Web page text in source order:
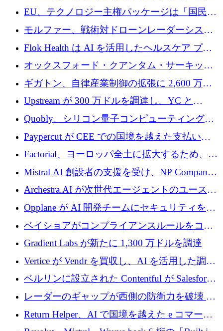
拡大するためにシリーズ C で 3,000 万ポンド
EU、テクノロジー主権パッケージは「国民の
保護」に関するものだと発言
モルファー、戦術対ドローンレーダーシステ
ムを最前線に近づけるために150万ユーロを調
Flok Health は AI を活用したヘルスケア プラ
ットフォームの成長に 1,250 万ドルを投資
オックスフォード・クアンタム・サーキット
が「成人向け」2億6,000万ポンドの資金調達
ラウンドを獲得
ギガトン、自律産業制御の拡張に 2,600 万ド
ルを調達
Upstream が 300 万ドルを調達し、YC と
Xavier Niel が支援する共同 AI 受信箱を立ち上
げる
Quobly、シリコン量子コンピューティングの
商用化のためにシリーズ A で 1 億 1,500 万ユ
ーロを調達
Paypercut が CEE での国境を越えた支払いを
拡大するために 500 万ユーロを確保
Factorial、ヨーロッパ全土に拡大するため、25
億ドルの評価額で1億5,000万ドルのシリーズD
Mistral AI 創設者の支援を受け、NP Company
がエンジニアリング向け AI を推進するために
600 万ユーロのプレシードを確保
Archestra.AI が次世代エージェントのユースケ
ースを実現するために 1,000 万ドルを調達
Opplane が AI 開発チームにセキュリティをも
たらすために 450 万ユーロを調達
ベイショアがコンプライアンスルールをコー
ド化するために800万ドルを調達
Gradient Labs が新たに 1,300 万ドルを調達
Vertice が Vendr を買収し、AI を活用した調達
インテリジェンス プラットフォームを構築
ベルリンに設立された Contentful が Salesforce
に買収される
レーダーのギャップが西側の防衛力を破壊 —
そしてベルリンのチップスタートアップがそ
れを埋める
Return Helper、AI で国境を越えた e コマース
の返品を利益に変えるシリーズ A で 400 万ド